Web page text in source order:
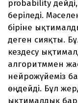
probability
беріледі.
біріне
деген сияқты.
кездесу
алгоритммен
нейрожүйеміз
өңдейді. Бұл
ықтималдық